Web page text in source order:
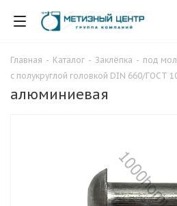
Главная - Каталог - Заклёпка - под
с полукруглой головкой DIN 660/ГОСТ
алюминиевая